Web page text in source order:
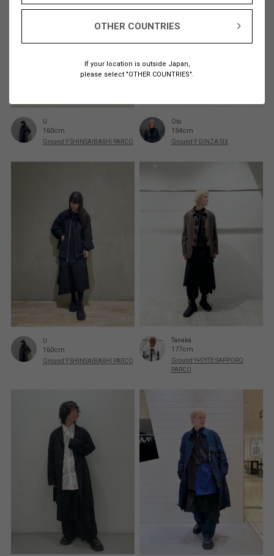
OTHER COUNTRIES
If your location is outside Japan,
please select "OTHER COUNTRIES".
U
160cm
Ground Y SHINSAIBASHI PARCO
Oto
154cm
Ground Y GINZA SIX
160cm
Ground Y SHINSAIBASHI PARCO
Tanaka
177cm
Ground Y+S’YTE SAPPORO
PARCO